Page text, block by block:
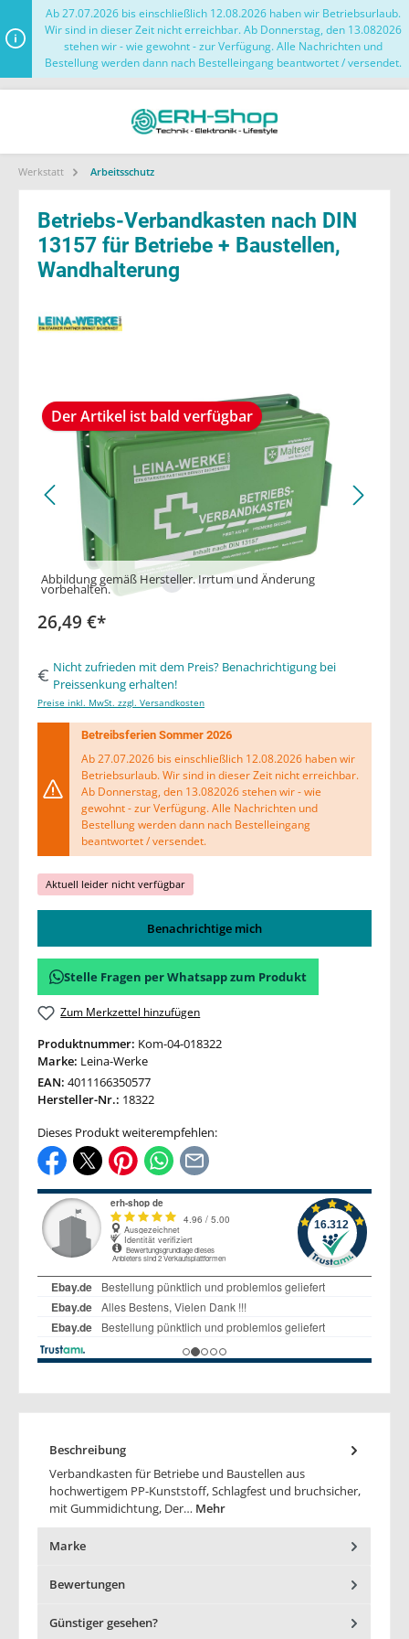
Ab 27.07.2026 bis einschließlich 12.08.2026 haben wir Betriebsurlaub.
Wir sind in dieser Zeit nicht erreichbar. Ab Donnerstag, den 13.082026
stehen wir - wie gewohnt - zur Verfügung. Alle Nachrichten und
Bestellung werden dann nach Bestelleingang beantwortet / versendet.
Werkstatt Arbeitsschutz
Betriebs-Verbandkasten nach DIN
13157 für Betriebe + Baustellen,
Wandhalterung
Der Artikel ist bald verfügbar
Abbildung gemäß Hersteller. Irrtum und Änderung
vorbehalten.
26,49 €*
Nicht zufrieden mit dem Preis? Benachrichtigung bei
Preissenkung erhalten!
Preise inkl. MwSt. zzgl. Versandkosten
Betreibsferien Sommer 2026
Ab 27.07.2026 bis einschließlich 12.08.2026 haben wir
Betriebsurlaub. Wir sind in dieser Zeit nicht erreichbar.
Ab Donnerstag, den 13.082026 stehen wir - wie
gewohnt - zur Verfügung. Alle Nachrichten und
Bestellung werden dann nach Bestelleingang
beantwortet / versendet.
Aktuell leider nicht verfügbar
Benachrichtige mich
Stelle Fragen per Whatsapp zum Produkt
Zum Merkzettel hinzufügen
Produktnummer: Kom-04-018322
Marke: Leina-Werke
EAN: 4011166350577
Hersteller-Nr.: 18322
Dieses Produkt weiterempfehlen:
Beschreibung
Verbandkasten für Betriebe und Baustellen aus
hochwertigem PP-Kunststoff, Schlagfest und bruchsicher,
mit Gummidichtung, Der… Mehr
Marke
Bewertungen
Günstiger gesehen?